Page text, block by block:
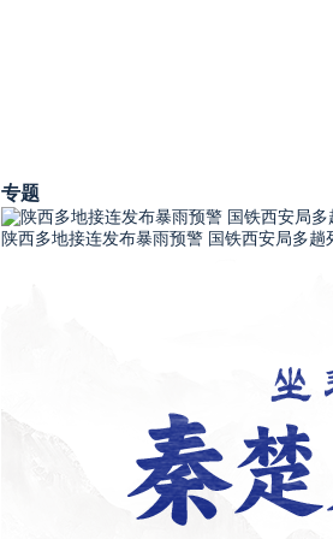
专题
陕西多地接连发布暴雨预警 国铁西安局多趟